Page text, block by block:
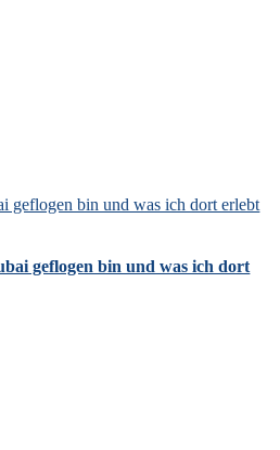
geflogen bin und was ich dort erlebt
geflogen bin und was ich dort